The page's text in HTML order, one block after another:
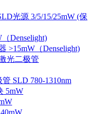
光源 3/5/15/25mW (保
Denselight)
>15mW（Denselight)
光二极管
SLD 780-1310nm
5mW